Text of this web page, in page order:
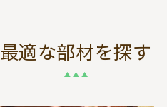
最適な部材を探す